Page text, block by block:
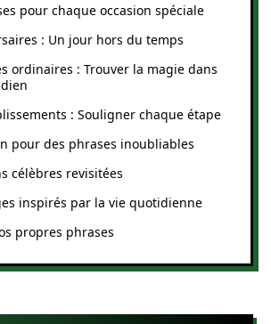
pour chaque occasion spéciale
: Un jour hors du temps
ordinaires : Trouver la magie dans
: Souligner chaque étape
pour des phrases inoubliables
célèbres revisitées
inspirés par la vie quotidienne
propres phrases